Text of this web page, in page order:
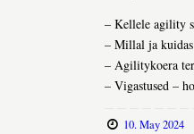
– Kellele agility
– Millal ja kuidas
– Agilitykoera
– Vigastused –
10. May 2024